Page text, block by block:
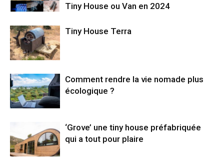
Tiny House ou Van en 2024
Tiny House Terra
Comment rendre la vie nomade plus
écologique ?
‘Grove’ une tiny house préfabriquée
qui a tout pour plaire